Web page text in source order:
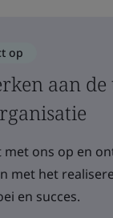
op
aan de
met ons op en
met het
en succes.